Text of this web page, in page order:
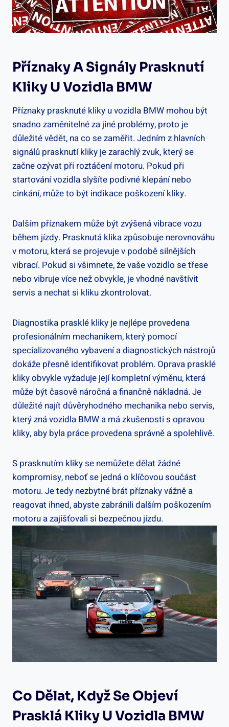
Příznaky A Signály Prasknutí⁣
Kliky U ‌vozidla⁢ BMW
Příznaky​ prasknuté kliky⁣ u vozidla BMW ‌mohou⁢ být
snadno ​zaměnitelné ​za jiné problémy, proto je
‌důležité​ vědět, na​ co se​ zaměřit. Jedním z hlavních
signálů prasknutí kliky je zarachlý zvuk, který se
začne⁤ ozývat při roztáčení motoru. ⁤Pokud při
startování vozidla ⁣slyšíte podivné‍ klepání ‌nebo
cinkání, může to být indikace poškození kliky.
Dalším ​příznakem může být zvýšená vibrace vozu‍
během jízdy.⁢ Prasknutá klika způsobuje nerovnováhu
v motoru, která se projevuje ⁤v ⁢podobě silnějších
vibrací.⁤ Pokud⁣ si všimnete, že vaše vozidlo⁤ se třese
nebo vibruje více než obvykle,‌ je vhodné navštívit
servis a nechat si ‌kliku ⁤zkontrolovat.
Diagnostika ⁢prasklé kliky je nejlépe provedena
profesionálním mechanikem, ‌který pomocí
specializovaného vybavení ‍a ⁢diagnostických nástrojů
⁢dokáže přesně identifikovat problém. Oprava prasklé
⁣kliky obvykle vyžaduje ​její⁣ kompletní ‍výměnu, která⁤
může⁤ být časově náročná a finančně⁢ nákladná. Je
důležité najít důvěryhodného mechanika nebo‌ servis,
který ⁢zná ⁣vozidla BMW ⁢a má zkušenosti s opravou
⁤kliky, ‍aby byla práce provedena správně a spolehlivě.
S prasknutím kliky se‌ nemůžete⁣ dělat žádné
kompromisy, neboť se jedná o ⁢klíčovou součást
⁣motoru. Je tedy nezbytné⁢ brát příznaky vážně a
reagovat ihned, abyste‌ zabránili dalším ​poškozením
motoru a zajišťovali si ⁣bezpečnou jízdu.
Co⁢ Dělat, Když Se Objeví
Prasklá Kliky U Vozidla BMW